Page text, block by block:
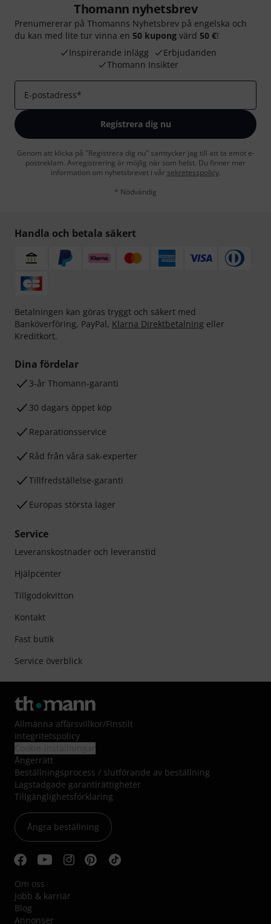
Thomann nyhetsbrev
Prenumererar på Thomanns Nyhetsbrev på engelska och
du kan med lite tur vinna en 50 kupong värd 50 €!
Inspirerande inlägg
Erbjudanden
Thomann Insikter
E-postadress*
Registrera dig nu
Genom att klicka på "Registrera dig nu" samtycker jag till att ta emot e-
postreklam. Avregistrering är möjlig när som helst. Du finner mer
information om nyhetsbrevet i vår sekretesspolicy.
* Nödvändig
Handla och betala säkert
Betalningen kan göras tryggt och säkert med
Banköverföring, PayPal, Klarna Direktbetalning eller
Kreditkort.
Dina fördelar
3-år Thomann-garanti
30 dagars öppet köp
Reparationsservice
Råd från våra sak-experter
Tillfredställelse-garanti
Europas största lager
Service
Leveranskostnader och leveranstid
Hjälpcenter
Tillgodokvitton
Kontakt
Fast butik
Service överblick
Allmänna affärsvillkor/Finstilt
Integritetspolicy
Ångerrätt
Beställningsprocess / slutförande av beställning
Lagstadgade garantirättigheter
Tillgänglighetsförklaring
Ångra beställning
Om oss
Jobb & karriär
Blog
Annonser